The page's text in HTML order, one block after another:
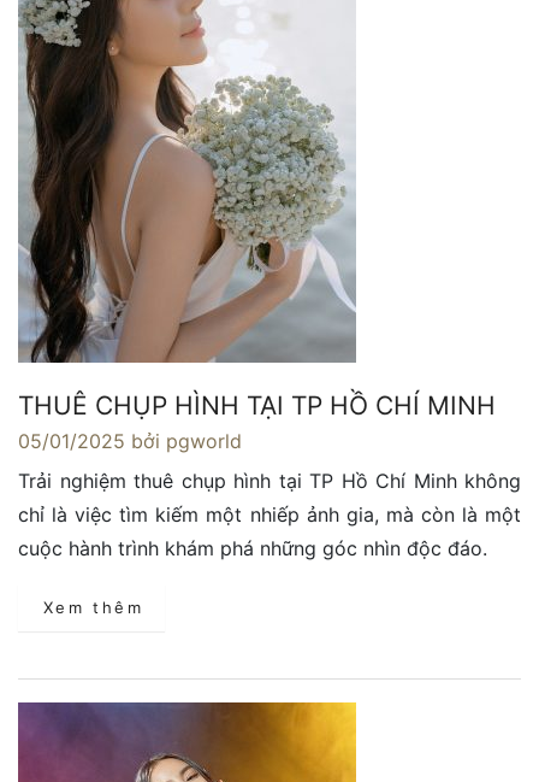
THUÊ CHỤP HÌNH TẠI TP HỒ CHÍ MINH
05/01/2025 bởi pgworld
Trải nghiệm thuê chụp hình tại TP Hồ Chí Minh không
chỉ là việc tìm kiếm một nhiếp ảnh gia, mà còn là một
cuộc hành trình khám phá những góc nhìn độc đáo.
Xem thêm